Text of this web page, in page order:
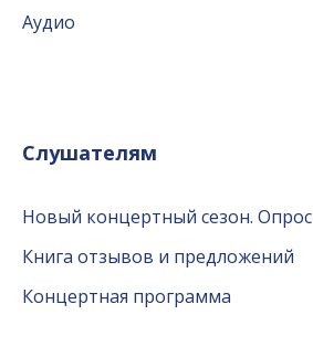
Аудио
Слушателям
Новый концертный сезон. Опрос
Книга отзывов и предложений
Концертная программа